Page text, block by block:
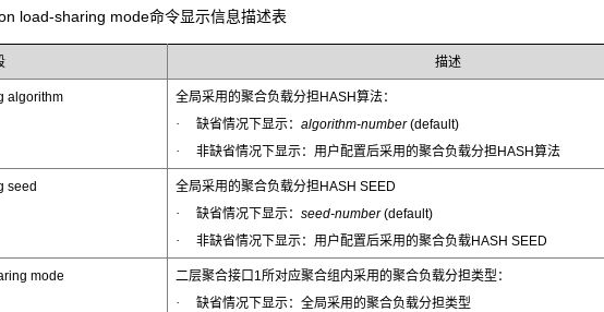
load-sharing mode命令显示信息描述表
描述
algorithm 全局采用的聚合负载分担HASH算法：
· 缺省情况下显示：algorithm-number(default)
· 非缺省情况下显示：用户配置后采用的聚合负载分担HASH算法
seed 全局采用的聚合负载分担HASH SEED
· 缺省情况下显示：seed-number(default)
· 非缺省情况下显示：用户配置后采用的聚合负载HASH SEED
mode 二层聚合接口1所对应聚合组内采用的聚合负载分担类型：
· 缺省情况下显示：全局采用的聚合负载分担类型